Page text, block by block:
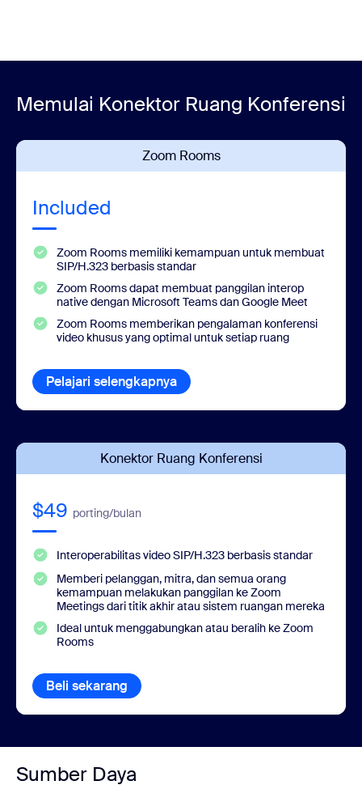
Memulai Konektor Ruang Konferensi
Zoom Rooms
Included
Zoom Rooms memiliki kemampuan untuk membuat
SIP/H.323 berbasis standar
Zoom Rooms dapat membuat panggilan interop
native dengan Microsoft Teams dan Google Meet
Zoom Rooms memberikan pengalaman konferensi
video khusus yang optimal untuk setiap ruang
Pelajari selengkapnya
Konektor Ruang Konferensi
$49 porting/bulan
Interoperabilitas video SIP/H.323 berbasis standar
Memberi pelanggan, mitra, dan semua orang
kemampuan melakukan panggilan ke Zoom
Meetings dari titik akhir atau sistem ruangan mereka
Ideal untuk menggabungkan atau beralih ke Zoom
Rooms
Beli sekarang
Sumber Daya